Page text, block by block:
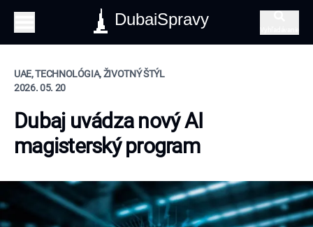
DubaiSpravy
UAE, TECHNOLÓGIA, ŽIVOTNÝ ŠTÝL
2026. 05. 20
Dubaj uvádza nový AI
magisterský program